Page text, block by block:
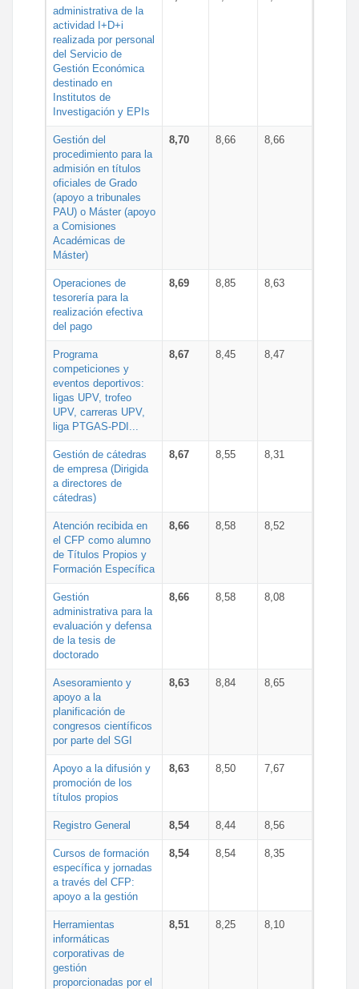
administrativa de la
actividad I+D+i
realizada por personal
del Servicio de
Gestión Económica
destinado en
Institutos de
Investigación y EPIs
Gestión del
procedimiento para la
admisión en títulos
oficiales de Grado
(apoyo a tribunales
PAU) o Máster (apoyo
a Comisiones
Académicas de
Máster)
8,70 8,66 8,66
Operaciones de
tesorería para la
realización efectiva
del pago
8,69 8,85 8,63
Programa
competiciones y
eventos deportivos:
ligas UPV, trofeo
UPV, carreras UPV,
liga PTGAS-PDI...
8,67 8,45 8,47
Gestión de cátedras
de empresa (Dirigida
a directores de
cátedras)
8,67 8,55 8,31
Atención recibida en
el CFP como alumno
de Títulos Propios y
Formación Específica
8,66 8,58 8,52
Gestión
administrativa para la
evaluación y defensa
de la tesis de
doctorado
8,66 8,58 8,08
Asesoramiento y
apoyo a la
planificación de
congresos científicos
por parte del SGI
8,63 8,84 8,65
Apoyo a la difusión y
promoción de los
títulos propios
8,63 8,50 7,67
Registro General 8,54 8,44 8,56
Cursos de formación
específica y jornadas
a través del CFP:
apoyo a la gestión
8,54 8,54 8,35
Herramientas
informáticas
corporativas de
gestión
proporcionadas por el
8,51 8,25 8,10